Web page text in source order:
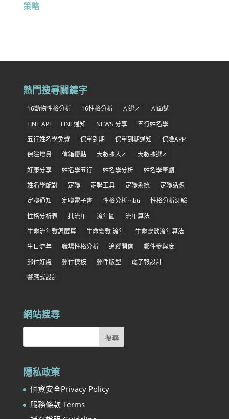
策略
熱門搜尋關鍵字
16動物性格分析 16性格分析 AI選才
AI面試
LINE API
LINE通知 NEWS 分享
五行姓名學
五行姓名學免費
保單到期 保單到期通知
保險APP
保險增員
信箱優點 大數據人才
大數據選才
好康分享
姓名學五行 姓名學分析
姓名學筆劃
姓名學配對
定聯 定聯工具 定聯系統
定聯話題
定聯通知
定聯電子書 性格分析mbti
性格分析測驗
性格分析表
批流年 流年圖
流年算法
生命流年數怎麼算
生命靈數 流年
生命靈數流年算法
生日流年
職場性格分析 追蹤開信
郵件參與度
郵件好處
郵件模板 郵件版型
電子報設計
響應式設計
網站搜尋
隱私政策
個資安全Privacy Policy
服務條款 Terms